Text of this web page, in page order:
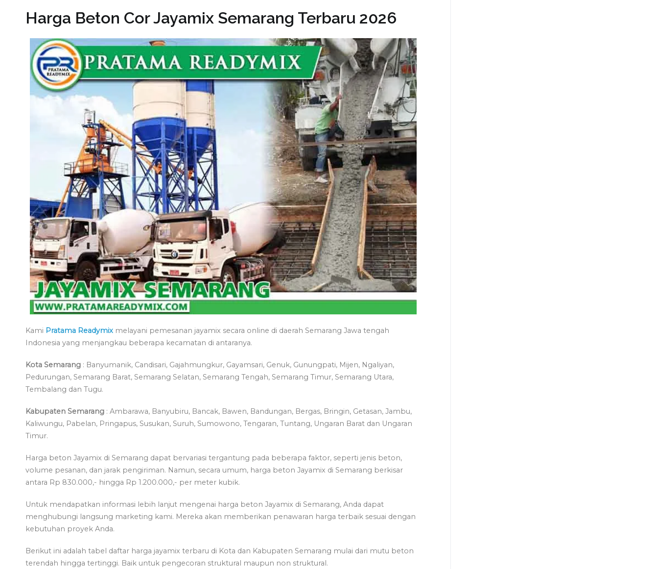
Harga Beton Cor Jayamix Semarang Terbaru 2026
Kami Pratama Readymix melayani pemesanan jayamix secara online di daerah Semarang Jawa tengah
Indonesia yang menjangkau beberapa kecamatan di antaranya.
Kota Semarang : Banyumanik, Candisari, Gajahmungkur, Gayamsari, Genuk, Gunungpati, Mijen, Ngaliyan,
Pedurungan, Semarang Barat, Semarang Selatan, Semarang Tengah, Semarang Timur, Semarang Utara,
Tembalang dan Tugu.
Kabupaten Semarang : Ambarawa, Banyubiru, Bancak, Bawen, Bandungan, Bergas, Bringin, Getasan, Jambu,
Kaliwungu, Pabelan, Pringapus, Susukan, Suruh, Sumowono, Tengaran, Tuntang, Ungaran Barat dan Ungaran
Timur.
Harga beton Jayamix di Semarang dapat bervariasi tergantung pada beberapa faktor, seperti jenis beton,
volume pesanan, dan jarak pengiriman. Namun, secara umum, harga beton Jayamix di Semarang berkisar
antara Rp 830.000,- hingga Rp 1.200.000,- per meter kubik.
Untuk mendapatkan informasi lebih lanjut mengenai harga beton Jayamix di Semarang, Anda dapat
menghubungi langsung marketing kami. Mereka akan memberikan penawaran harga terbaik sesuai dengan
kebutuhan proyek Anda.
Berikut ini adalah tabel daftar harga jayamix terbaru di Kota dan Kabupaten Semarang mulai dari mutu beton
terendah hingga tertinggi. Baik untuk pengecoran struktural maupun non struktural.